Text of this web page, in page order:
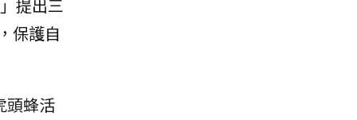
提出三
保護自
頭蜂活